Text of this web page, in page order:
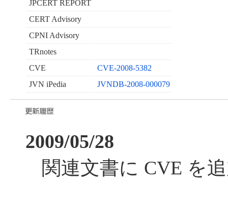
JPCERT REPORT
CERT Advisory
CPNI Advisory
TRnotes
CVE
CVE-2008-5382
JVN iPedia
JVNDB-2008-000079
2009/05/28
関連文書に CVE を